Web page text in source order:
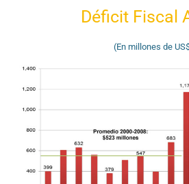
Déficit Fiscal
(En millones de